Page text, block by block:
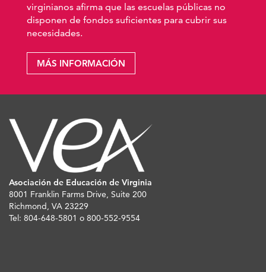
virginianos afirma que las escuelas públicas no
disponen de fondos suficientes para cubrir sus
necesidades.
MÁS INFORMACIÓN
Asociación de Educación de Virginia
8001 Franklin Farms Drive, Suite 200
Richmond, VA 23229
Tel: 804-648-5801 o 800-552-9554